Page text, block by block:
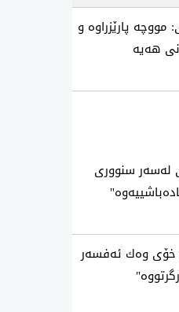
مووچە پارێزراوە و
هەیە
له‌سه‌ر سنووری‌
خۆی‌ وه‌ك ئه‌فسه‌ر